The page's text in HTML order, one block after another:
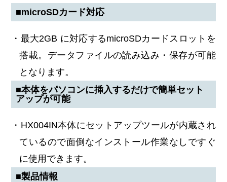
■microSDカード対応
・最大2GB に対応するmicroSDカードスロットを
搭載。データファイルの読み込み・保存が可能
となります。
■本体をパソコンに挿入するだけで簡単セット
アップが可能
・HX004IN本体にセットアップツールが内蔵され
ているので面倒なインストール作業なしですぐ
に使用できます。
■製品情報